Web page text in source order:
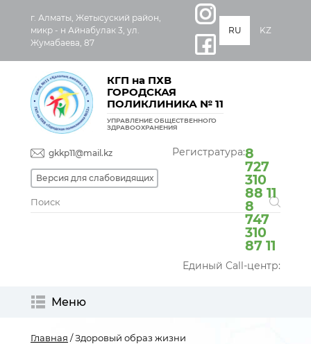
г. Алматы, Жетысуский район,
микр - н Айнабулак 3, ул.
Жумабаева, 87
RU KZ
КГП на ПХВ
ГОРОДСКАЯ
ПОЛИКЛИНИКА № 11
УПРАВЛЕНИЕ ОБЩЕСТВЕННОГО
ЗДРАВООХРАНЕНИЯ
gkkp11@mail.kz
Версия для слабовидящих
Регистратура:8
727
310
88 11
8
747
310
87 11
Единый Call-центр:
Меню
Главная / Здоровый образ жизни